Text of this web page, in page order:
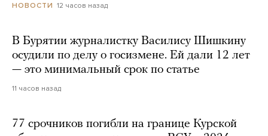
НОВОСТИ 12 часов назад
В Бурятии журналистку Василису Шишкину
осудили по делу о госизмене. Ей дали 12 лет
— это минимальный срок по статье
11 часов назад
77 срочников погибли на границе Курской